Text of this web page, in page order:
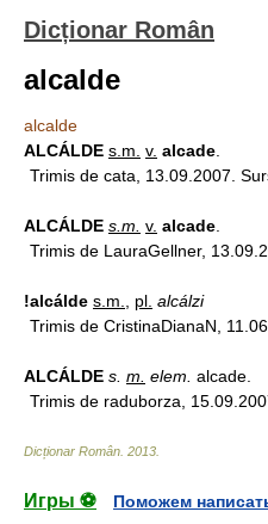
Dicționar Român
alcalde
alcalde
ALCÁLDE s.m. v. alcade
Trimis de cata, 13.09.2007.
ALCÁLDE s.m. v. alcade
Trimis de LauraGellner,
!alcálde s.m. pl. alcálzi
Trimis de CristinaDianaN,
ALCÁLDE s. m. elem. alcade.
Trimis de raduborza,
Dicționar Român 2013
Игры ⚽
Поможем